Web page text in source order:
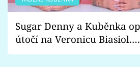
Sugar Denny a Kuběnka
útočí na Veronicu Biasiol.
Proč je podle nich falešná